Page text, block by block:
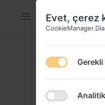
Evet, çerez